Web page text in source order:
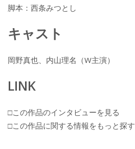
脚本：西条みつとし
キャスト
岡野真也、内山理名（W主演）
LINK
□この作品のインタビューを見る
□この作品に関する情報をもっと探す